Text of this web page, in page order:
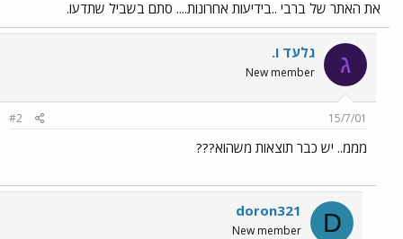
את האתר של ברבי ..בידיעות אחרונות.... סתם בשביל שתדעו.
ג גלעד ו.
New member
15/7/01
#2
מממ.. יש כבר תוצאות משהוא???
D
doron321
New member